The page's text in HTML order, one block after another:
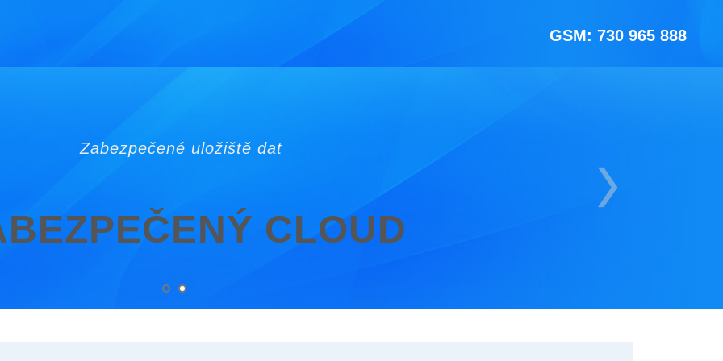
GSM: 730 965 888
Zabezpečené uložiště dat
CLOUD